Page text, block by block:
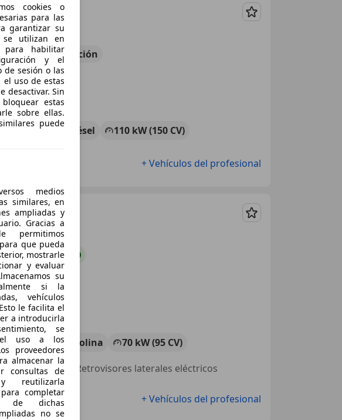
Guardar
Sin comparación
km Diésel
110 kW (150 CV)
+ Vehículos del profesional
Guardar
Preciojusto
92.713 km Gasolina
70 kW (95 CV)
ABS, ESP, Retrovisores laterales eléctricos
+ Vehículos del profesional
cookies o
para las
garantizar su
se utilizan en
habilitar
y el
sesión o las
uso de estas
desactivar. Sin
estas
sobre ellas.
puede
medios
similares, en
ampliadas y
Gracias a
permitimos
que pueda
mostrarle
y evaluar
su
si la
vehículos
le facilita el
a introducirla
se
el uso a los
proveedores
almacenar la
consultas de
reutilizarla
completar
de dichas
no se